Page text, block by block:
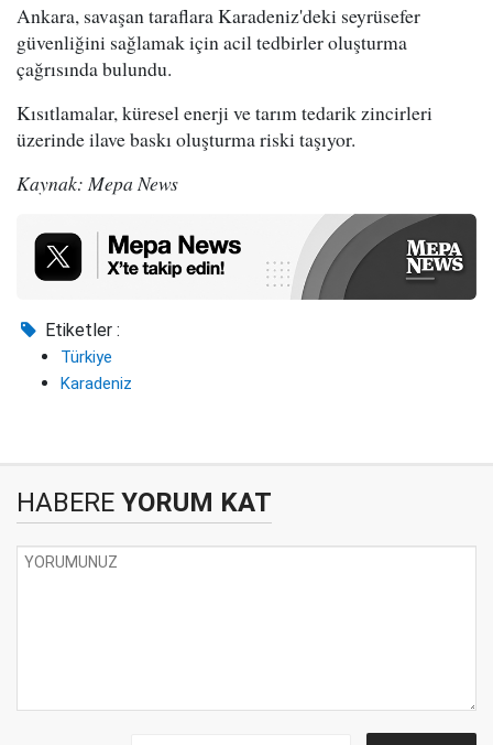
Ankara, savaşan taraflara Karadeniz'deki seyrüsefer
güvenliğini sağlamak için acil tedbirler oluşturma
çağrısında bulundu.
Kısıtlamalar, küresel enerji ve tarım tedarik zincirleri
üzerinde ilave baskı oluşturma riski taşıyor.
Kaynak: Mepa News
Etiketler :
Türkiye
Karadeniz
HABERE YORUM KAT